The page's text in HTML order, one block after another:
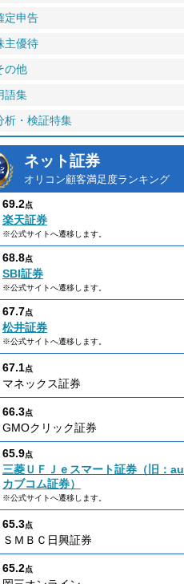
定申告
主優待
の他
語集
析・検証特集
ネット証券
オリコン顧客満足度ランキング
69.2点
楽天証券
※公式サイトへ遷移します。
68.8点
SBI証券
※公式サイトへ遷移します。
67.7点
松井証券
※公式サイトへ遷移します。
67.1点
マネックス証券
66.3点
GMOクリック証券
65.9点
三菱ＵＦＪｅスマート証券（旧：au
カブコム証券）
※公式サイトへ遷移します。
65.3点
ＳＭＢＣ日興証券
65.2点